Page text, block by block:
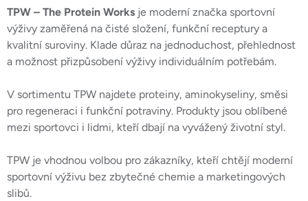
TPW – The Protein Works je moderní značka sportovní
výživy zaměřená na čisté složení, funkční receptury a
kvalitní suroviny. Klade důraz na jednoduchost, přehlednost
a možnost přizpůsobení výživy individuálním potřebám.
V sortimentu TPW najdete proteiny, aminokyseliny, směsi
pro regeneraci i funkční potraviny. Produkty jsou oblíbené
mezi sportovci i lidmi, kteří dbají na vyvážený životní styl.
TPW je vhodnou volbou pro zákazníky, kteří chtějí moderní
sportovní výživu bez zbytečné chemie a marketingových
slibů.